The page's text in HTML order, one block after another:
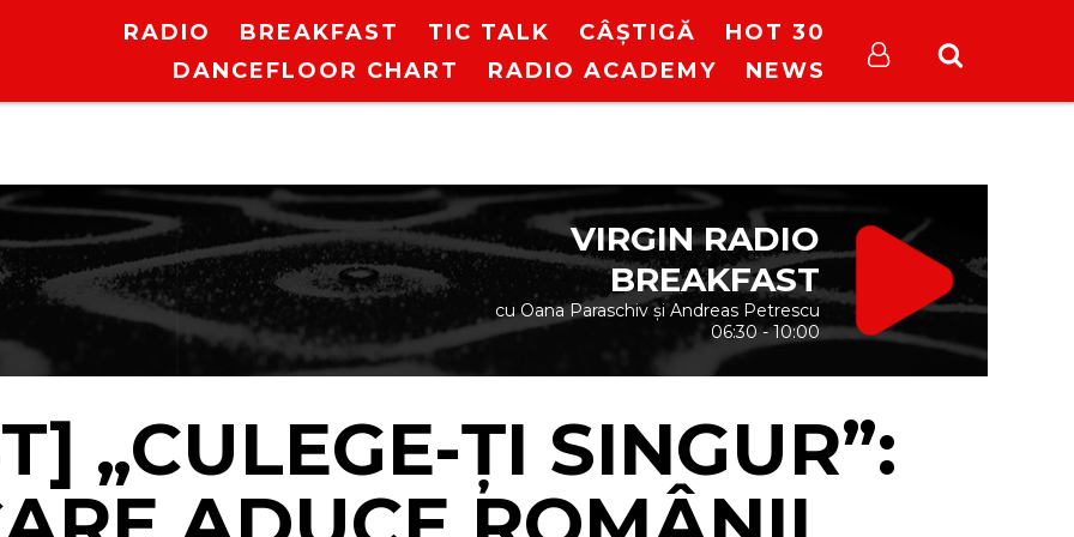
RADIO BREAKFAST TIC TALK CÂȘTIGĂ
HOT 30
DANCEFLOOR CHART
RADIO ACADEMY NEWS
VIRGIN RADIO
BREAKFAST
cu Oana Paraschiv și Andreas Petrescu
06:30 - 10:00
„CULEGE-ȚI SINGUR”: